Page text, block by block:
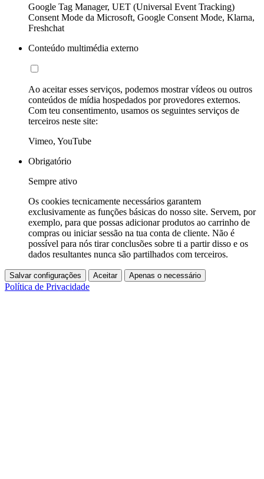
Google Tag Manager, UET (Universal Event Tracking)
Consent Mode da Microsoft, Google Consent Mode, Klarna,
Freshchat
Conteúdo multimédia externo
Ao aceitar esses serviços, podemos mostrar vídeos ou outros
conteúdos de mídia hospedados por provedores externos.
Com teu consentimento, usamos os seguintes serviços de
terceiros neste site:
Vimeo, YouTube
Obrigatório
Sempre ativo
Os cookies tecnicamente necessários garantem
exclusivamente as funções básicas do nosso site. Servem, por
exemplo, para que possas adicionar produtos ao carrinho de
compras ou iniciar sessão na tua conta de cliente. Não é
possível para nós tirar conclusões sobre ti a partir disso e os
dados resultantes nunca são partilhados com terceiros.
Salvar configurações Aceitar Apenas o necessário
Política de Privacidade